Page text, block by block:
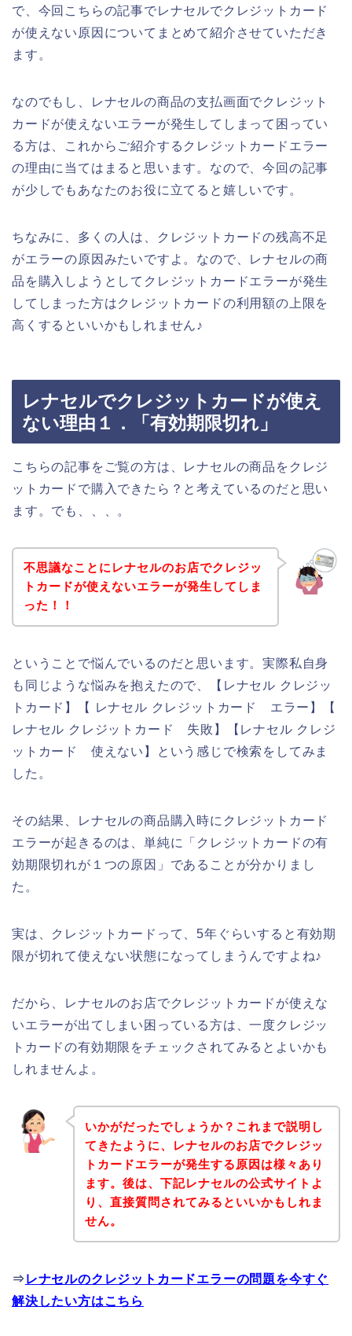
で、今回こちらの記事でレナセルでクレジットカード
が使えない原因についてまとめて紹介させていただき
ます。
なのでもし、レナセルの商品の支払画面でクレジット
カードが使えないエラーが発生してしまって困ってい
る方は、これからご紹介するクレジットカードエラー
の理由に当てはまると思います。なので、今回の記事
が少しでもあなたのお役に立てると嬉しいです。
ちなみに、多くの人は、クレジットカードの残高不足
がエラーの原因みたいですよ。なので、レナセルの商
品を購入しようとしてクレジットカードエラーが発生
してしまった方はクレジットカードの利用額の上限を
高くするといいかもしれません♪
レナセルでクレジットカードが使え
ない理由１．「有効期限切れ」
こちらの記事をご覧の方は、レナセルの商品をクレジ
ットカードで購入できたら？と考えているのだと思い
ます。でも、、、。
不思議なことにレナセルのお店でクレジッ
トカードが使えないエラーが発生してしま
った！！
ということで悩んでいるのだと思います。実際私自身
も同じような悩みを抱えたので、【レナセル クレジッ
トカード】【 レナセル クレジットカード エラー】【
レナセル クレジットカード 失敗】【レナセル クレジ
ットカード 使えない】という感じで検索をしてみま
した。
その結果、レナセルの商品購入時にクレジットカード
エラーが起きるのは、単純に「クレジットカードの有
効期限切れが１つの原因」であることが分かりまし
た。
実は、クレジットカードって、5年ぐらいすると有効期
限が切れて使えない状態になってしまうんですよね♪
だから、レナセルのお店でクレジットカードが使えな
いエラーが出てしまい困っている方は、一度クレジッ
トカードの有効期限をチェックされてみるとよいかも
しれませんよ。
いかがだったでしょうか？これまで説明し
てきたように、レナセルのお店でクレジッ
トカードエラーが発生する原因は様々あり
ます。後は、下記レナセルの公式サイトよ
り、直接質問されてみるといいかもしれま
せん。
⇒ レナセルのクレジットカードエラーの問題を今すぐ
解決したい方はこちら